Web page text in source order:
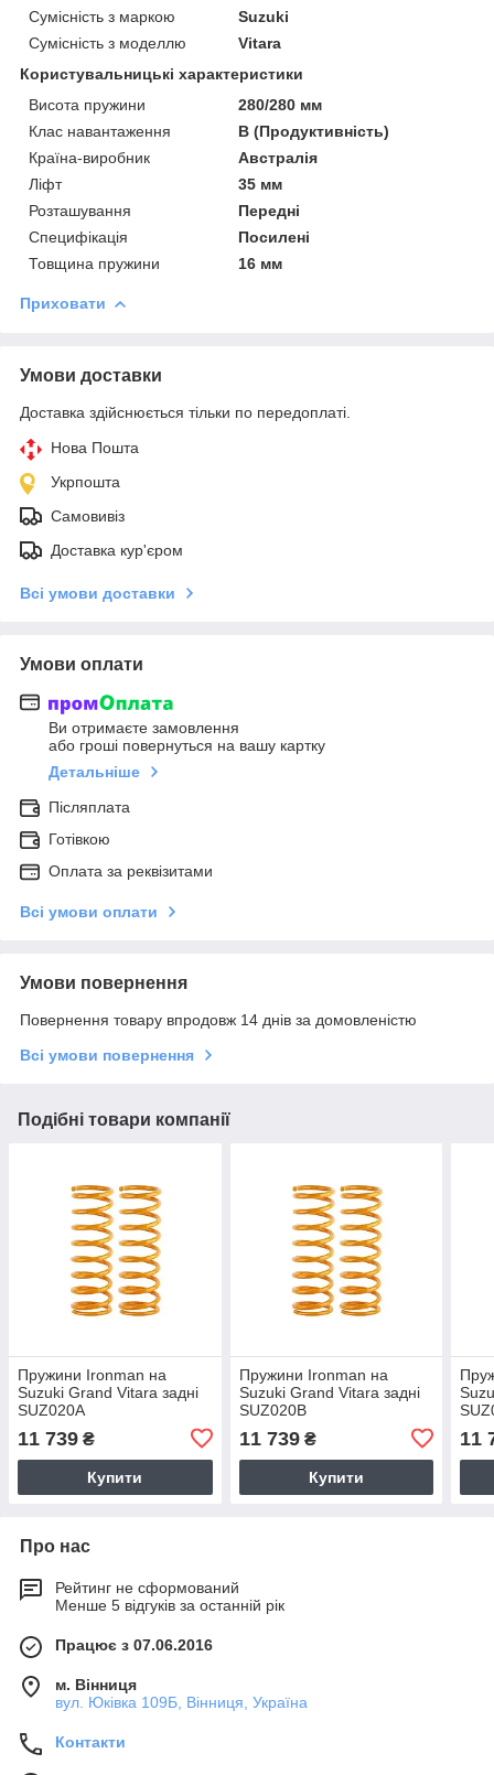
Сумісність з маркою
Suzuki
Сумісність з моделлю
Vitara
Користувальницькі характеристики
Висота пружини
280/280 мм
Клас навантаження
B (Продуктивність)
Країна-виробник
Австралія
Ліфт
35 мм
Розташування
Передні
Специфікація
Посилені
Товщина пружини
16 мм
Приховати
Умови доставки
Доставка здійснюється тільки по передоплаті.
Нова Пошта
Укрпошта
Самовивіз
Доставка кур'єром
Всі умови доставки
Умови оплати
Ви отримаєте замовлення
або гроші повернуться на вашу картку
Детальніше
Післяплата
Готівкою
Оплата за реквізитами
Всі умови оплати
Умови повернення
Повернення товару впродовж 14 днів за домовленістю
Всі умови повернення
Подібні товари компанії
Пружини Ironman на
Suzuki Grand Vitara задні
SUZ020A
11 739 ₴
Купити
Пружини Ironman на
Suzuki Grand Vitara задні
SUZ020B
11 739₴
Купити
11
Про нас
Рейтинг не сформований
Менше 5 відгуків за останній рік
Працює з 07.06.2016
м. Вінниця
вул. Юківка 109Б, Вінниця, Україна
Контакти